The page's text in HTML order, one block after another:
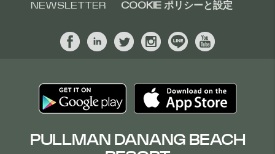
NEWSLETTER COOKIE ポリシーと設定
PULLMAN DANANG BEACH